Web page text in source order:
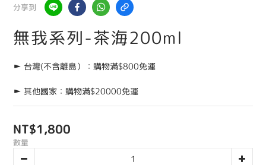
分享到
無我系列-茶海200ml
► 台灣(不含離島）：購物滿$800免運
► 其他國家：購物滿$20000免運
NT$1,800
數量